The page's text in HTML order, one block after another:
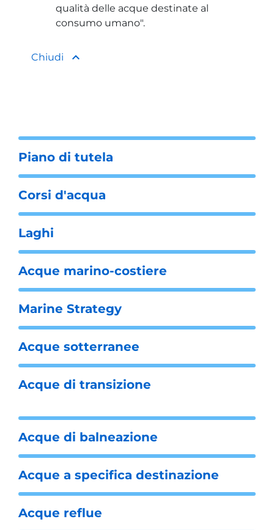
qualità delle acque destinate al
consumo umano".
Chiudi keyboard_arrow_up
Piano di tutela
Corsi d'acqua
Laghi
Acque marino-costiere
Marine Strategy
Acque sotterranee
Acque di transizione
Acque di balneazione
Acque a specifica destinazione
Acque reflue